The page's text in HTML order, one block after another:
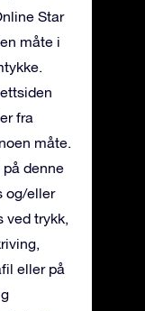
Star
måte i
fra
måte.
på denne
og/eller
ved trykk,
eller på